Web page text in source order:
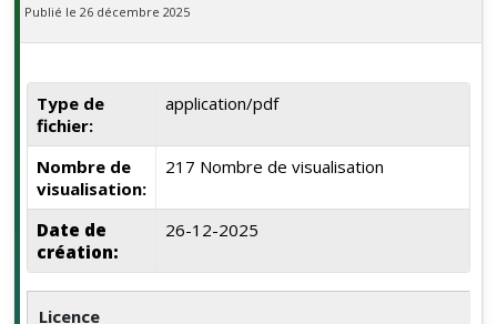
Publié le 26 décembre 2025
Type de
fichier:
application/pdf
Nombre de
visualisation:
217 Nombre de visualisation
Date de
création:
26-12-2025
Licence